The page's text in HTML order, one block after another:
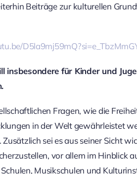
Beiträge zur kulturellen
insbesondere für Kinder und
Fragen, wie die
in der Welt gewährleistet
sei es aus seiner Sicht
vor allem im Hinblick
Musikschulen und